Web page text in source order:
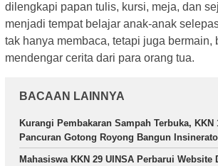
dilengkapi papan tulis, kursi, meja, dan
menjadi tempat belajar anak-anak
tak hanya membaca, tetapi juga bermain,
mendengar cerita dari para orang tua.
BACAAN LAINNYA
Kurangi Pembakaran Sampah Terbuka, KKN
Pancuran Gotong Royong Bangun
Mahasiswa KKN 29 UINSA Perbarui Website